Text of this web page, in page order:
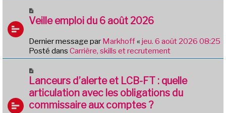
s
a
g
e
o
v
e
a
m
e
s
s
Veille emploi du 6 août 2026
Dernier message par Markhoff« jeu. 6 août 2026 08:25
Posté dans Carrière, skills et recrutement
o
u
v
e
Lanceurs d’alerte et LCB-FT : quelle
articulation avec les obligations du
commissaire aux comptes ?